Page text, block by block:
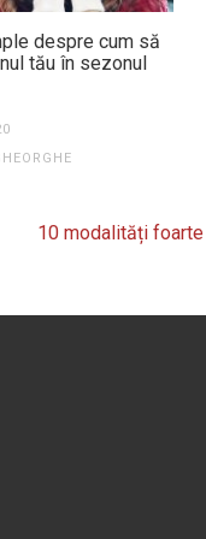
despre cum să
tău în sezonul
10 modalități